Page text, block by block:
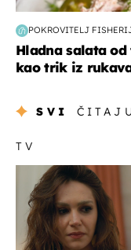
POKROVITELJ
Hladna salata od
kao trik iz
SVI
TV